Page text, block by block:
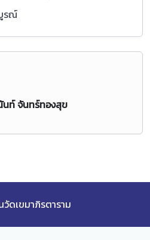
รณ์
ท์ จันทร์ทองสุข
วัดเขมาภิรตาราม